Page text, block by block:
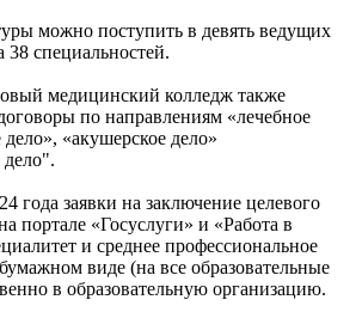
можно поступить в девять ведущих
38 специальностей.
медицинский колледж также
по направлениям «лечебное
дело», «акушерское дело»
дело".
года заявки на заключение целевого
портале «Госуслуги» и «Работа в
и среднее профессиональное
виде (на все образовательные
в образовательную организацию.